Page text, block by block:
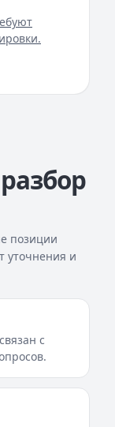
позиции
уточнения и
с